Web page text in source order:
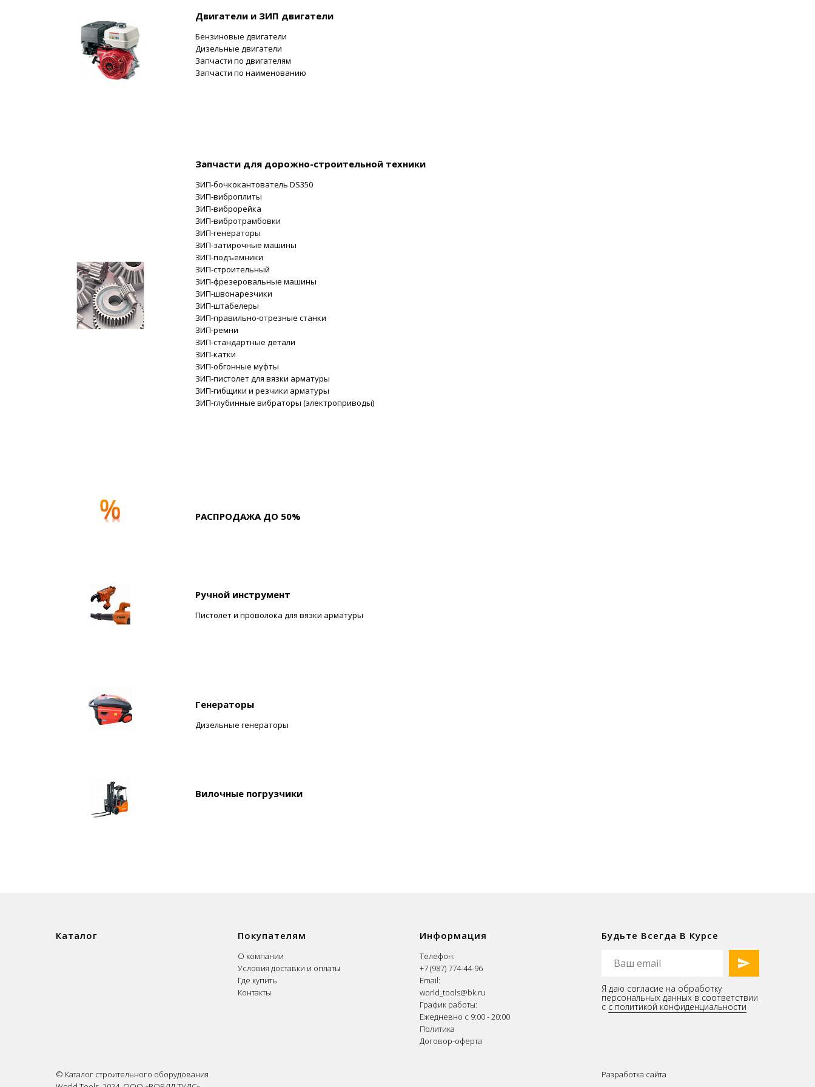
Двигатели и ЗИП двигатели
Бензиновые двигатели
Дизельные двигатели
Запчасти по двигателям
Запчасти по наименованию
Запчасти для дорожно-строительной техники
ЗИП-бочкокантователь DS350
ЗИП-виброплиты
ЗИП-виброрейка
ЗИП-вибротрамбовки
ЗИП-генераторы
ЗИП-затирочные машины
ЗИП-подъемники
ЗИП-строительный
ЗИП-фрезеровальные машины
ЗИП-швонарезчики
ЗИП-штабелеры
ЗИП-правильно-отрезные станки
ЗИП-ремни
ЗИП-стандартные детали
ЗИП-катки
ЗИП-обгонные муфты
ЗИП-пистолет для вязки арматуры
ЗИП-гибщики и резчики арматуры
ЗИП-глубинные вибраторы (электроприводы)
РАСПРОДАЖА ДО 50%
Ручной инструмент
Пистолет и проволока для вязки арматуры
Генераторы
Дизельные генераторы
Вилочные погрузчики
Каталог Покупателям
О компании
Условия доставки и оплаты
Где купить
Контакты
Информация
Телефон:
+7 (987) 774-44-96
Email:
world_tools@bk.ru
График работы:
Ежедневно с 9:00 - 20:00
Политика
Договор-оферта
Будьте Всегда В Курсе
Я даю согласие на обработку
персональных данных в соответствии
с с политикой конфиденциальности
© Каталог строительного оборудования
Разработка сайта